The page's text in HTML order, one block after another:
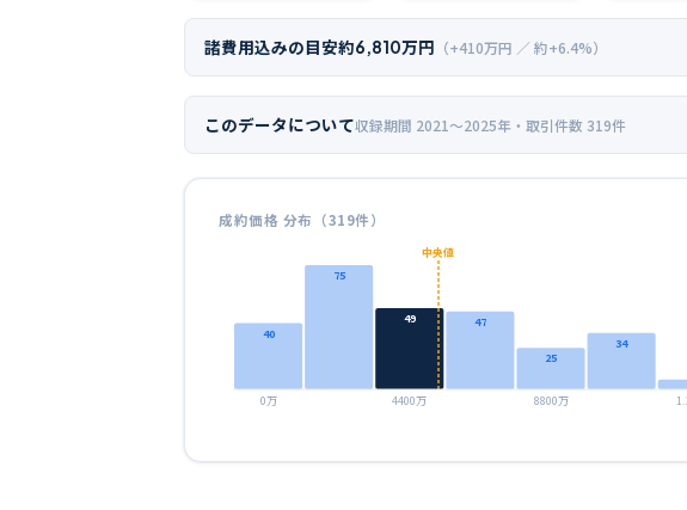
諸費用込みの目安約6,810万円 （+410万円 ／ 約+6.4%）
このデータについて収録期間 2021〜2025年 ・取引件数 319件
成約価格 分布（319件）
40
75
49 47
25
34
0万 4400万 8800万
中央値